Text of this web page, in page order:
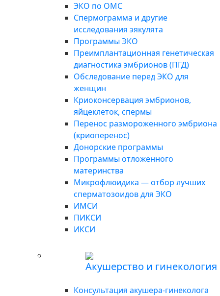
ЭКО по ОМС
Спермограмма и другие
исследования эякулята
Программы ЭКО
Преимплантационная генетическая
диагностика эмбрионов (ПГД)
Обследование перед ЭКО для
женщин
Криоконсервация эмбрионов,
яйцеклеток, спермы
Перенос размороженного эмбриона
(криоперенос)
Донорские программы
Программы отложенного
материнства
Микрофлюидика — отбор лучших
сперматозоидов для ЭКО
ИМСИ
ПИКСИ
ИКСИ
Акушерство и гинекология
Консультация акушера-гинеколога